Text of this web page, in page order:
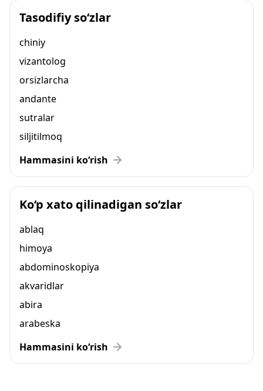
Tasodifiy so‘zlar
chiniy
vizantolog
orsizlarcha
andante
sutralar
siljitilmoq
Hammasini ko‘rish
Ko‘p xato qilinadigan so‘zlar
ablaq
himoya
abdominoskopiya
akvaridlar
abira
arabeska
Hammasini ko‘rish